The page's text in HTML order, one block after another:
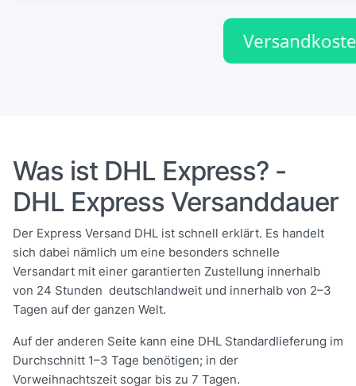
Was ist DHL Express? -
DHL Express Versanddauer
Der Express Versand DHL ist schnell erklärt. Es handelt
sich dabei nämlich um eine besonders schnelle
Versandart mit einer garantierten Zustellung innerhalb
von 24 Stunden deutschlandweit und innerhalb von 2–3
Tagen auf der ganzen Welt.
Auf der anderen Seite kann eine DHL Standardlieferung im
Durchschnitt 1–3 Tage benötigen; in der
Vorweihnachtszeit sogar bis zu 7 Tagen.